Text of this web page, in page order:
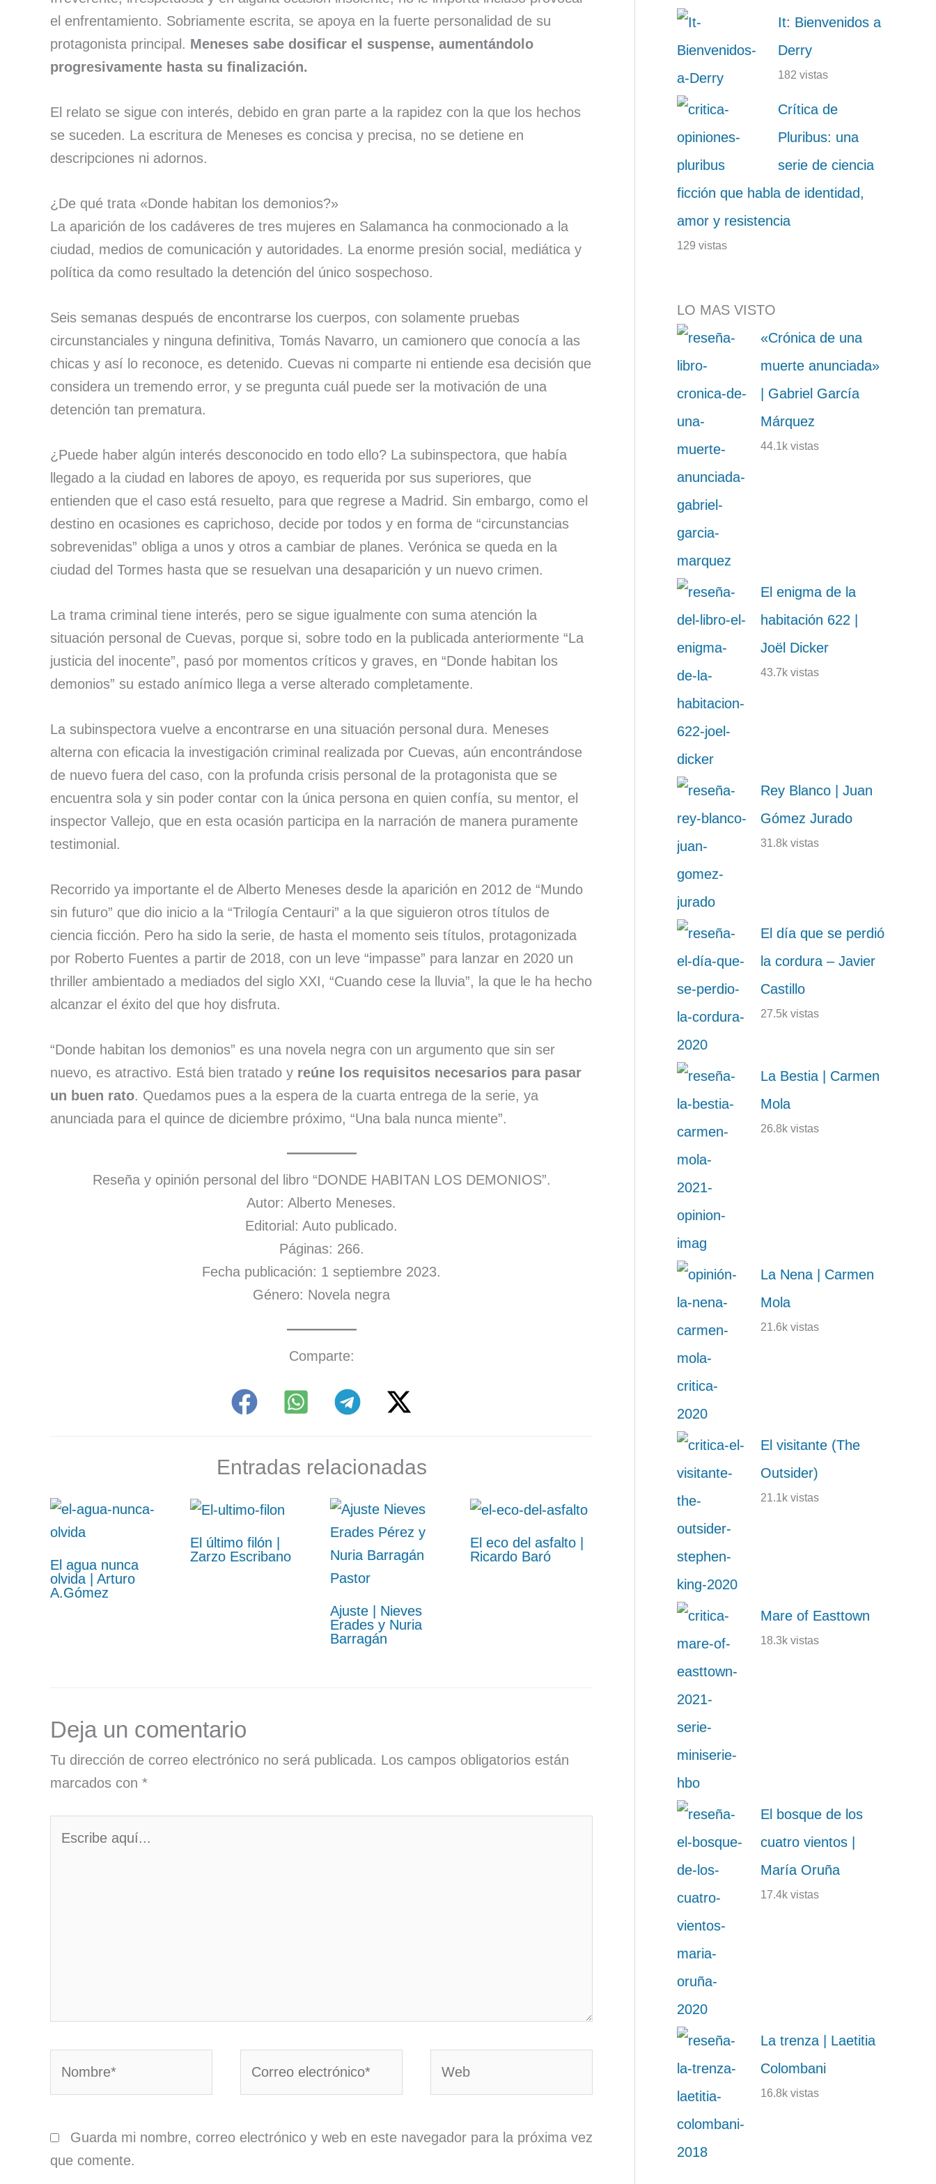
el enfrentamiento. Sobriamente escrita, se apoya en la fuerte personalidad de su
protagonista principal. Meneses sabe dosificar el suspense, aumentándolo
progresivamente hasta su finalización.
El relato se sigue con interés, debido en gran parte a la rapidez con la que los hechos
se suceden. La escritura de Meneses es concisa y precisa, no se detiene en
descripciones ni adornos.
¿De qué trata «Donde habitan los demonios?»
La aparición de los cadáveres de tres mujeres en Salamanca ha conmocionado a la
ciudad, medios de comunicación y autoridades. La enorme presión social, mediática y
política da como resultado la detención del único sospechoso.
Seis semanas después de encontrarse los cuerpos, con solamente pruebas
circunstanciales y ninguna definitiva, Tomás Navarro, un camionero que conocía a las
chicas y así lo reconoce, es detenido. Cuevas ni comparte ni entiende esa decisión que
considera un tremendo error, y se pregunta cuál puede ser la motivación de una
detención tan prematura.
¿Puede haber algún interés desconocido en todo ello? La subinspectora, que había
llegado a la ciudad en labores de apoyo, es requerida por sus superiores, que
entienden que el caso está resuelto, para que regrese a Madrid. Sin embargo, como el
destino en ocasiones es caprichoso, decide por todos y en forma de “circunstancias
sobrevenidas” obliga a unos y otros a cambiar de planes. Verónica se queda en la
ciudad del Tormes hasta que se resuelvan una desaparición y un nuevo crimen.
La trama criminal tiene interés, pero se sigue igualmente con suma atención la
situación personal de Cuevas, porque si, sobre todo en la publicada anteriormente “La
justicia del inocente”, pasó por momentos críticos y graves, en “Donde habitan los
demonios” su estado anímico llega a verse alterado completamente.
La subinspectora vuelve a encontrarse en una situación personal dura. Meneses
alterna con eficacia la investigación criminal realizada por Cuevas, aún encontrándose
de nuevo fuera del caso, con la profunda crisis personal de la protagonista que se
encuentra sola y sin poder contar con la única persona en quien confía, su mentor, el
inspector Vallejo, que en esta ocasión participa en la narración de manera puramente
testimonial.
Recorrido ya importante el de Alberto Meneses desde la aparición en 2012 de “Mundo
sin futuro” que dio inicio a la “Trilogía Centauri” a la que siguieron otros títulos de
ciencia ficción. Pero ha sido la serie, de hasta el momento seis títulos, protagonizada
por Roberto Fuentes a partir de 2018, con un leve “impasse” para lanzar en 2020 un
thriller ambientado a mediados del siglo XXI, “Cuando cese la lluvia”, la que le ha hecho
alcanzar el éxito del que hoy disfruta.
“Donde habitan los demonios” es una novela negra con un argumento que sin ser
nuevo, es atractivo. Está bien tratado y reúne los requisitos necesarios para pasar
un buen rato. Quedamos pues a la espera de la cuarta entrega de la serie, ya
anunciada para el quince de diciembre próximo, “Una bala nunca miente”.
Reseña y opinión personal del libro “DONDE HABITAN LOS DEMONIOS”.
Autor: Alberto Meneses.
Editorial: Auto publicado.
Páginas: 266.
Fecha publicación: 1 septiembre 2023.
Género: Novela negra
Comparte:
Entradas relacionadas
El agua nunca
olvida | Arturo
A.Gómez
El último filón |
Zarzo Escribano
Ajuste | Nieves
Erades y Nuria
Barragán
El eco del asfalto |
Ricardo Baró
Deja un comentario
Tu dirección de correo electrónico no será publicada. Los campos obligatorios están
marcados con *
Guarda mi nombre, correo electrónico y web en este navegador para la próxima vez
que comente.
It: Bienvenidos a
Derry
182 vistas
Crítica de
Pluribus: una
serie de ciencia
ficción que habla de identidad,
amor y resistencia
129 vistas
LO MAS VISTO
«Crónica de una
muerte anunciada»
| Gabriel García
Márquez
44.1k vistas
El enigma de la
habitación 622 |
Joël Dicker
43.7k vistas
Rey Blanco | Juan
Gómez Jurado
31.8k vistas
El día que se perdió
la cordura – Javier
Castillo
27.5k vistas
La Bestia | Carmen
Mola
26.8k vistas
La Nena | Carmen
Mola
21.6k vistas
El visitante (The
Outsider)
21.1k vistas
Mare of Easttown
18.3k vistas
El bosque de los
cuatro vientos |
María Oruña
17.4k vistas
La trenza | Laetitia
Colombani
16.8k vistas